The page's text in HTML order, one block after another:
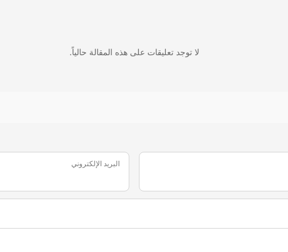
لا توجد تعليقات على هذه المقالة حالياً.
البريد الإلكتروني